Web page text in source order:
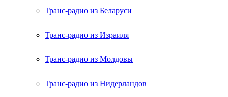
Транс-радио из Беларуси
Транс-радио из Израиля
Транс-радио из Молдовы
Транс-радио из Нидерландов